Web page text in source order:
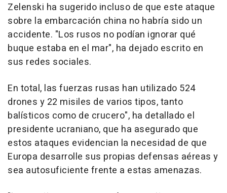
Zelenski ha sugerido incluso de que este ataque
sobre la embarcación china no habría sido un
accidente. "Los rusos no podían ignorar qué
buque estaba en el mar", ha dejado escrito en
sus redes sociales.
En total, las fuerzas rusas han utilizado 524
drones y 22 misiles de varios tipos, tanto
balísticos como de crucero", ha detallado el
presidente ucraniano, que ha asegurado que
estos ataques evidencian la necesidad de que
Europa desarrolle sus propias defensas aéreas y
sea autosuficiente frente a estas amenazas.